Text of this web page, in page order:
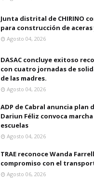
Junta distrital de CHIRINO
para construcción de
Agosto 04, 2026
DASAC concluye exitoso
con cuatro jornadas de
de las madres.
Agosto 04, 2026
ADP de Cabral anuncia plan
Dariun Féliz convoca
escuelas
Agosto 04, 2026
TRAE reconoce Wanda
compromiso con el
Agosto 06, 2026